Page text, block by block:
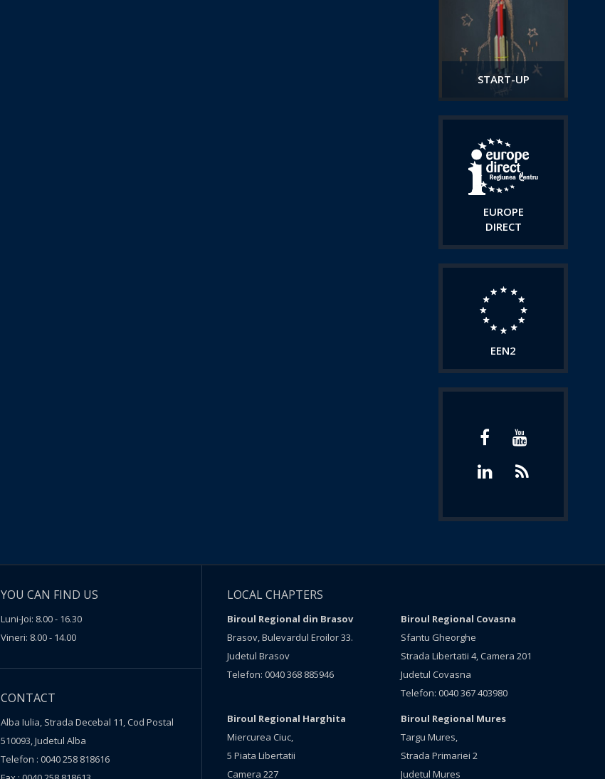
START-UP
EUROPE
DIRECT
EEN2
YOU CAN FIND US
Luni-Joi: 8.00 - 16.30
Vineri: 8.00 - 14.00
CONTACT
Alba Iulia, Strada Decebal 11, Cod Postal
510093, Judetul Alba
Telefon : 0040 258 818616
LOCAL CHAPTERS
Biroul Regional din Brasov
Brasov, Bulevardul Eroilor 33.
Judetul Brasov
Telefon: 0040 368 885946
Biroul Regional Covasna
Sfantu Gheorghe
Strada Libertatii 4, Camera 201
Judetul Covasna
Telefon: 0040 367 403980
Biroul Regional Harghita
Miercurea Ciuc,
5 Piata Libertatii
Camera 227
Biroul Regional Mures
Targu Mures,
Strada Primariei 2
Judetul Mures